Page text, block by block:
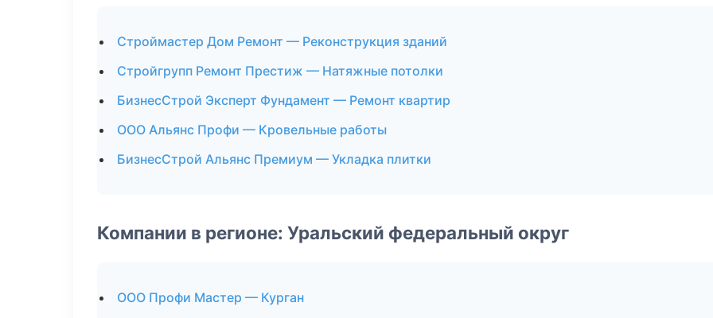
Строймастер Дом Ремонт — Реконструкция зданий
Стройгрупп Ремонт Престиж — Натяжные потолки
БизнесСтрой Эксперт Фундамент — Ремонт квартир
ООО Альянс Профи — Кровельные работы
БизнесСтрой Альянс Премиум — Укладка плитки
Компании в регионе: Уральский федеральный округ
ООО Профи Мастер — Курган